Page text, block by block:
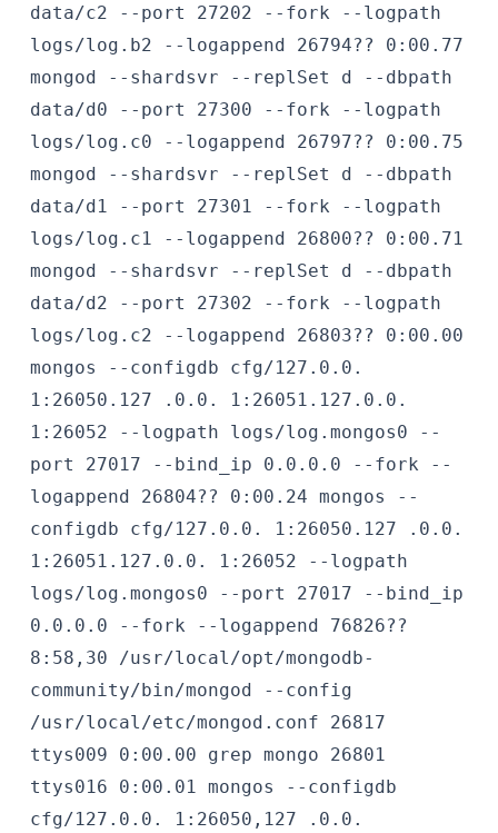
data/c2 --port 27202 --fork --logpath
logs/log.b2 --logappend
26794?? 0:00.77
mongod --shardsvr --replSet d --dbpath
data/d0 --port 27300 --fork --logpath
logs/log.c0 --logappend
26797?? 0:00.75
mongod --shardsvr --replSet d --dbpath
data/d1 --port 27301 --fork --logpath
logs/log.c1 --logappend
26800?? 0:00.71
mongod --shardsvr --replSet d --dbpath
data/d2 --port 27302 --fork --logpath
logs/log.c2 --logappend
26803?? 0:00.00
mongos --configdb cfg/127.0.0.
1:26050.127 .0.0. 1:26051.127.0.0.
1:26052 --logpath logs/log.mongos0 --
port 27017 --bind_ip 0.0.0.0 --fork --
logappend
26804?? 0:00.24 mongos --
configdb cfg/127.0.0. 1:26050.127 .0.0.
1:26051.127.0.0. 1:26052 --logpath
logs/log.mongos0 --port 27017 --bind_ip
0.0.0.0 --fork --logappend
76826??
8:58,30 /usr/local/opt/mongodb-
community/bin/mongod --config
/usr/local/etc/mongod.conf
26817
ttys009 0:00.00 grep mongo
26801
ttys016 0:00.01 mongos --configdb
cfg/127.0.0. 1:26050,127 .0.0.